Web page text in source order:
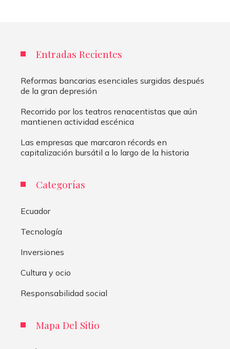
Entradas Recientes
Reformas bancarias esenciales surgidas después
de la gran depresión
Recorrido por los teatros renacentistas que aún
mantienen actividad escénica
Las empresas que marcaron récords en
capitalización bursátil a lo largo de la historia
Categorías
Ecuador
Tecnología
Inversiones
Cultura y ocio
Responsabilidad social
Mapa Del Sitio